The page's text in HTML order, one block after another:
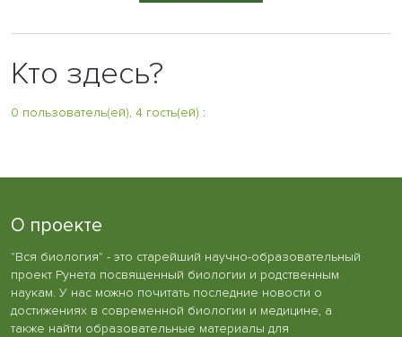
Кто здесь?
0 пользователь(ей), 4 гость(ей) :
О проекте
"Вся биология" - это старейший научно-образовательный
проект Рунета посвященный биологии и родственным
наукам. У нас можно почитать последние новости о
достижениях в современной биологии и медицине, а
также найти образовательные материалы для